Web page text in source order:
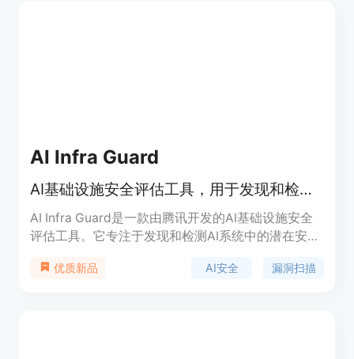
AI Infra Guard
AI基础设施安全评估工具，用于发现和检测AI系统中的潜在安全风险。
AI Infra Guard是一款由腾讯开发的AI基础设施安全
评估工具。它专注于发现和检测AI系统中的潜在安全
漏洞数据库。该工具轻量级、易于使用，无需复杂配
优质新品 AI安全 漏洞扫描